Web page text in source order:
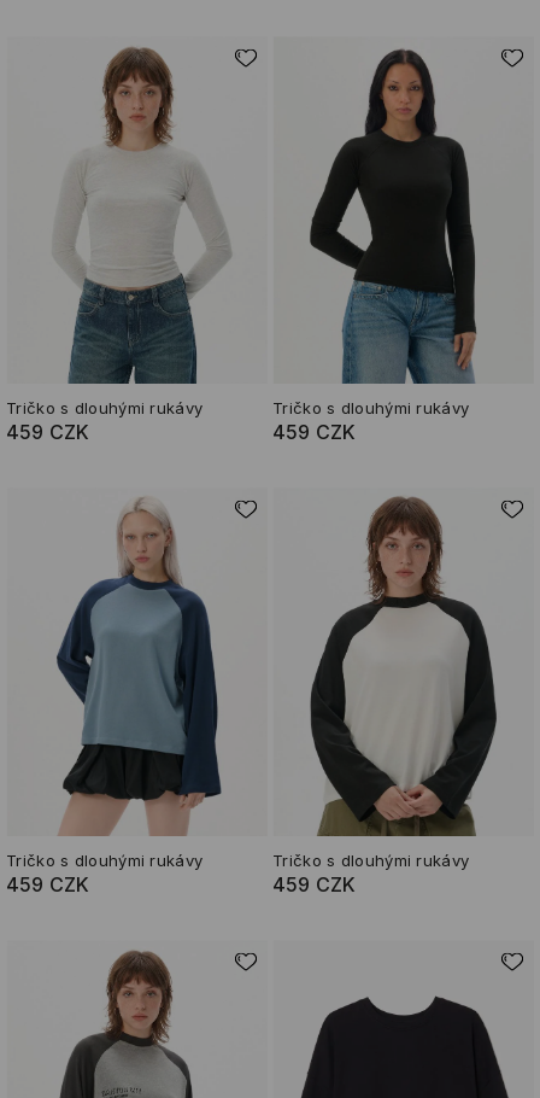
Tričko s dlouhými rukávy
459 CZK
Tričko s dlouhými rukávy
459 CZK
Tričko s dlouhými rukávy
459 CZK
Tričko s dlouhými rukávy
459 CZK